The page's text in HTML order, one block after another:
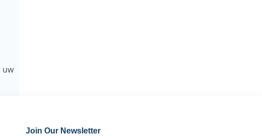
uw
Join Our Newsletter